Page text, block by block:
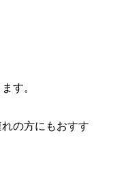
す。
の方にもおすす